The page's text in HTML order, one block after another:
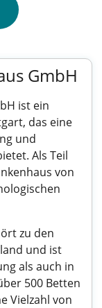
GmbH
ist ein
das eine
und
Als Teil
von
zu den
und ist
als auch in
500 Betten
Vielzahl von